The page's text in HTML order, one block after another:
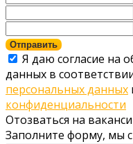
Отправить
Я даю согласие на
данных в
персональных данных
конфиденциальности
Отозваться на
Заполните форму, мы